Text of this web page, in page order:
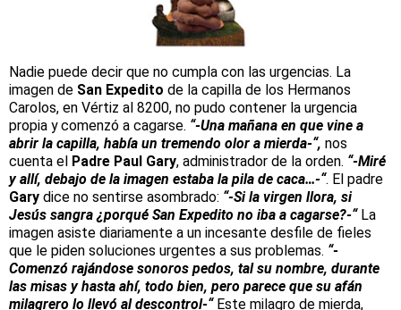
Nadie puede decir que no cumpla con las urgencias. La
imagen de San Expedito de la capilla de los Hermanos
Carolos, en Vértiz al 8200, no pudo contener la urgencia
propia y comenzó a cagarse. “-Una mañana en que vine a
abrir la capilla, había un tremendo olor a mierda-“, nos
cuenta el Padre Paul Gary, administrador de la orden. “-Miré
y allí, debajo de la imagen estaba la pila de caca…-“. El padre
Gary dice no sentirse asombrado: “-Si la virgen llora, si
Jesús sangra ¿porqué San Expedito no iba a cagarse?-“La
imagen asiste diariamente a un incesante desfile de fieles
que le piden soluciones urgentes a sus problemas. “-
Comenzó rajándose sonoros pedos, tal su nombre, durante
las misas y hasta ahí, todo bien, pero parece que su afán
milagrero lo llevó al descontrol-“Este milagro de mierda,